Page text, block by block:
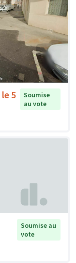
5
Soumise
au vote
Soumise au
vote